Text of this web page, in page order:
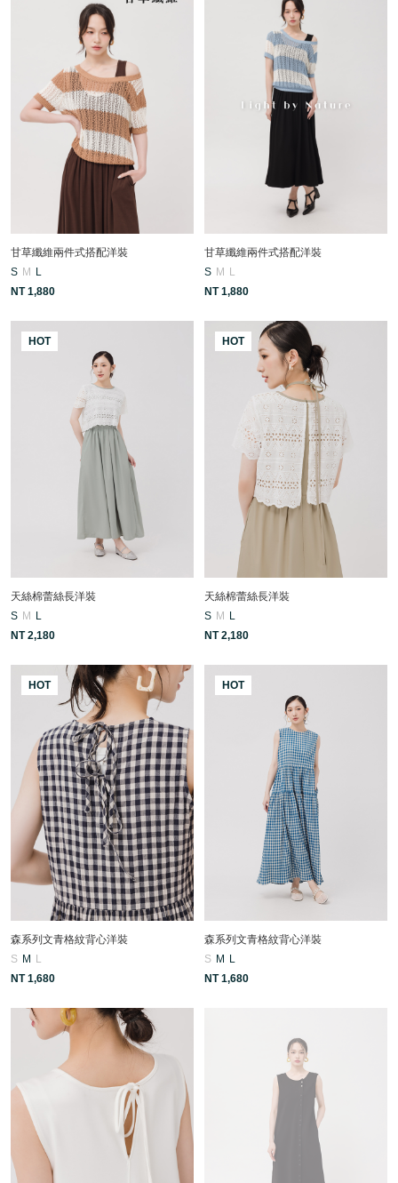
甘草纖維兩件式搭配洋裝
S M
L
NT 1,880
甘草纖維兩件式搭配洋裝
S M
L
NT 1,880
HOT
天絲棉蕾絲長洋裝
S M L
NT 2,180
HOT
天絲棉蕾絲長洋裝
S M L
NT 2,180
HOT
森系列文青格紋背心洋裝
S M
L
NT 1,680
HOT
森系列文青格紋背心洋裝
S M
L
NT 1,680